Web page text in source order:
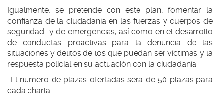
Igualmente, se pretende con este plan, fomentar la
confianza de la ciudadanía en las fuerzas y cuerpos de
seguridad y de emergencias, así como en el desarrollo
de conductas proactivas para la denuncia de las
situaciones y delitos de los que puedan ser víctimas y la
respuesta policial en su actuación con la ciudadanía.
El número de plazas ofertadas será de 50 plazas para
cada charla.